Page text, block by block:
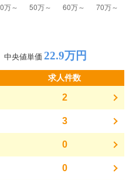
中央値単価 22.9万円
求人件数
2
3
0
0